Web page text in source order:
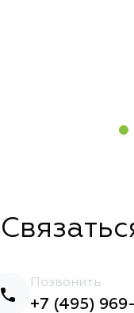
Позвонить
+7 (495)